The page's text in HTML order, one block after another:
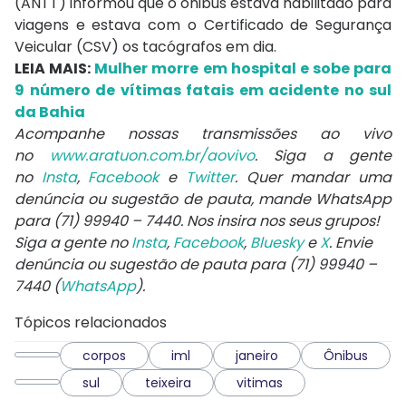
viagens e estava com o Certificado de Segurança
Veicular (CSV) os tacógrafos em dia.
LEIA MAIS: Mulher morre em hospital e sobe para
9 número de vítimas fatais em acidente no sul
da Bahia
Acompanhe nossas transmissões ao vivo
no
www.aratuon.com.br/aovivo. Siga a gente
no Insta, Facebooke Twitter. Quer mandar uma
denúncia ou sugestão de pauta, mande WhatsApp
para (71) 99940 – 7440. Nos insira nos seus grupos!
Siga a gente noInsta, Facebook, BlueskyeX. Envie
denúncia ou sugestão de pauta para (71) 99940 –
7440 (WhatsApp).
Tópicos relacionados
corpos iml janeiro
Ônibus
sul
teixeira vitimas